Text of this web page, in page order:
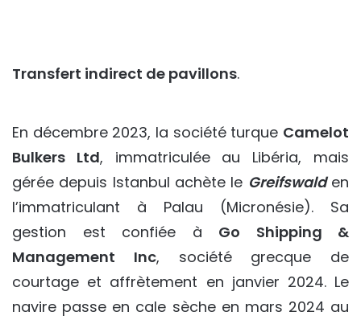
Transfert indirect de pavillons.
En décembre 2023, la société turque Camelot
Bulkers Ltd, immatriculée au Libéria, mais
gérée depuis Istanbul achète le Greifswalden
l’immatriculant à Palau (Micronésie). Sa
gestion est confiée à Go Shipping &
Management Inc, société grecque de
courtage et affrètement en janvier 2024. Le
navire passe en cale sèche en mars 2024 au